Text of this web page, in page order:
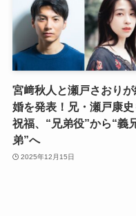
宮﨑秋人と瀬戸さおりが
婚を発表！兄・瀬戸康史
祝福、“兄弟役”から“義
弟”へ
2025年12月15日